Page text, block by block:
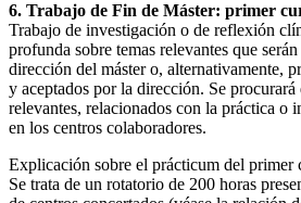
6. Trabajo de Fin de Máster: primer
Trabajo de investigación o de reflexión
profunda sobre temas relevantes que
dirección del máster o, alternativamente,
y aceptados por la dirección. Se procurará
relevantes, relacionados con la práctica o
en los centros colaboradores.
Explicación sobre el prácticum del primer
Se trata de un rotatorio de 200 horas